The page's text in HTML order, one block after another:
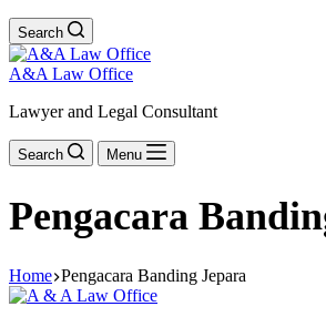
Search
A&A Law Office
Lawyer and Legal Consultant
Search Menu
Pengacara
Home Pengacara Banding Jepara